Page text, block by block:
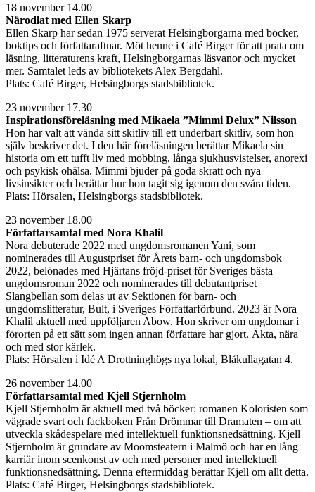
18 november 14.00
Närodlat med Ellen Skarp
Ellen Skarp har sedan 1975 serverat Helsingborgarna med böcker,
boktips och författaraftnar. Möt henne i Café Birger för att prata om
läsning, litteraturens kraft, Helsingborgarnas läsvanor och mycket
mer. Samtalet leds av bibliotekets Alex Bergdahl.
Plats: Café Birger, Helsingborgs stadsbibliotek.
23 november 17.30
Inspirationsföreläsning med Mikaela ”Mimmi Delux” Nilsson
Hon har valt att vända sitt skitliv till ett underbart skitliv, som hon
själv beskriver det. I den här föreläsningen berättar Mikaela sin
historia om ett tufft liv med mobbing, långa sjukhusvistelser, anorexi
och psykisk ohälsa. Mimmi bjuder på goda skratt och nya
livsinsikter och berättar hur hon tagit sig igenom den svåra tiden.
Plats: Hörsalen, Helsingborgs stadsbibliotek.
23 november 18.00
Författarsamtal med Nora Khalil
Nora debuterade 2022 med ungdomsromanen Yani, som
nominerades till Augustpriset för Årets barn- och ungdomsbok
2022, belönades med Hjärtans fröjd-priset för Sveriges bästa
ungdomsroman 2022 och nominerades till debutantpriset
Slangbellan som delas ut av Sektionen för barn- och
ungdomslitteratur, Bult, i Sveriges Författarförbund. 2023 är Nora
Khalil aktuell med uppföljaren Abow. Hon skriver om ungdomar i
förorten på ett sätt som ingen annan författare har gjort. Äkta, nära
och med stor kärlek.
Plats: Hörsalen i Idé A Drottninghögs nya lokal, Blåkullagatan 4.
26 november 14.00
Författarsamtal med Kjell Stjernholm
Kjell Stjernholm är aktuell med två böcker: romanen Koloristen som
vägrade svart och fackboken Från Drömmar till Dramaten – om att
utveckla skådespelare med intellektuell funktionsnedsättning. Kjell
Stjernholm är grundare av Moomsteatern i Malmö och har en lång
karriär inom scenkonst av och med personer med intellektuell
funktionsnedsättning. Denna eftermiddag berättar Kjell om allt detta.
Plats: Café Birger, Helsingborgs stadsbibliotek.